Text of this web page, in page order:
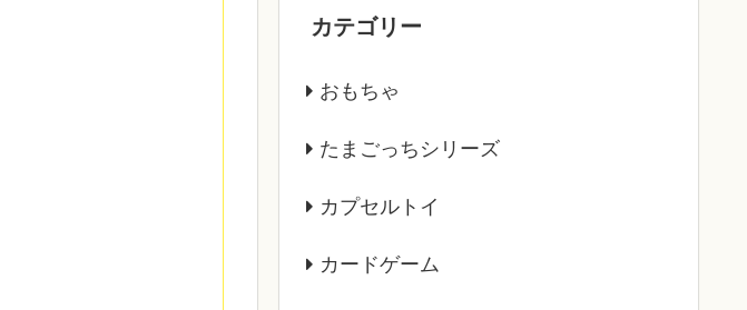
カテゴリー
おもちゃ
たまごっちシリーズ
カプセルトイ
カードゲーム